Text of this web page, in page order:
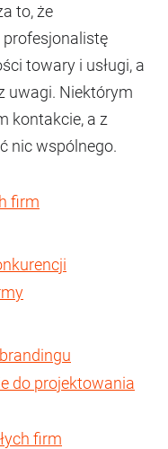
to, że
towary i usługi, a
uwagi. Niektórym
kontakcie, a z
nic wspólnego.
firm
do projektowania
firm